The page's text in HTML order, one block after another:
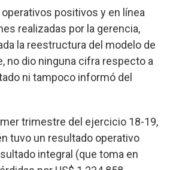
positivos y en línea
realizadas por la gerencia,
la reestructura del modelo de
no dio ninguna cifra respecto a
ni tampoco informó del
trimestre del ejercicio 18-19,
tuvo un resultado operativo
integral (que toma en